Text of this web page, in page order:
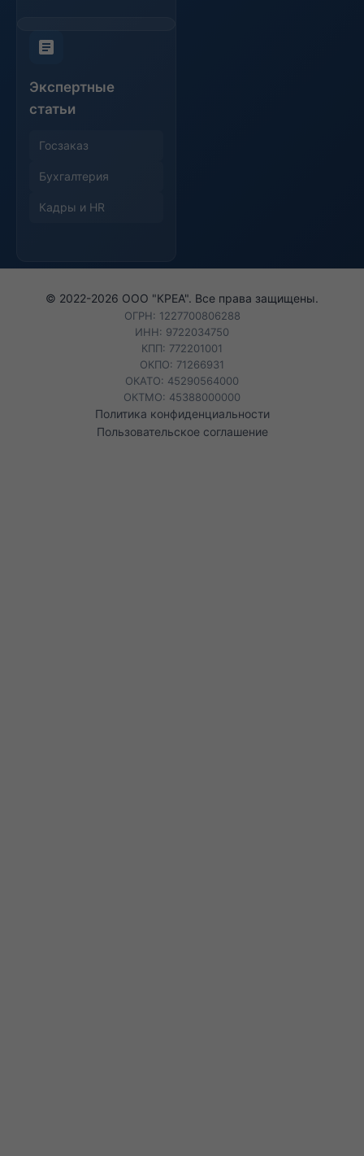
Экспертные
статьи
Госзаказ
Бухгалтерия
Кадры и HR
© 2022-2026 ООО "КРЕА". Все права защищены.
ОГРН: 1227700806288
ИНН: 9722034750
КПП: 772201001
ОКПО: 71266931
ОКАТО: 45290564000
ОКТМО: 45388000000
Политика конфиденциальности
Пользовательское соглашение